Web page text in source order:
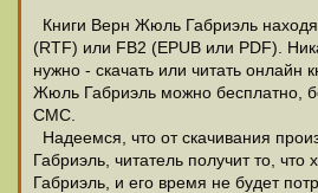
Книги Верн Жюль Габриэль
(RTF) или FB2 (EPUB или PDF).
нужно - скачать или читать онлайн
Жюль Габриэль можно бесплатно,
СМС.
Надеемся, что от скачивания
Габриэль, читатель получит то,
Габриэль, и его время не будет